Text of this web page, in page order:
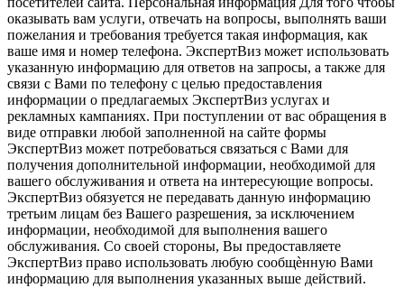
оказывать вам услуги, отвечать на вопросы, выполнять ваши
пожелания и требования требуется такая информация, как
ваше имя и номер телефона. ЭкспертВиз может использовать
указанную информацию для ответов на запросы, а также для
связи с Вами по телефону с целью предоставления
информации о предлагаемых ЭкспертВиз услугах и
рекламных кампаниях. При поступлении от вас обращения в
виде отправки любой заполненной на сайте формы
ЭкспертВиз может потребоваться связаться с Вами для
получения дополнительной информации, необходимой для
вашего обслуживания и ответа на интересующие вопросы.
ЭкспертВиз обязуется не передавать данную информацию
третьим лицам без Вашего разрешения, за исключением
информации, необходимой для выполнения вашего
обслуживания. Со своей стороны, Вы предоставляете
ЭкспертВиз право использовать любую сообщѐнную Вами
информацию для выполнения указанных выше действий.